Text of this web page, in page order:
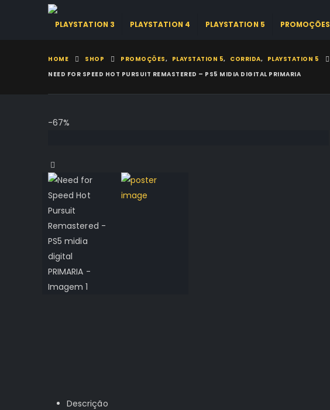
PLAYSTATION 3 PLAYSTATION 4 PLAYSTATION 5 PROMOÇÕES
HOME SHOP PROMOÇÕES, PLAYSTATION 5, CORRIDA, PLAYSTATION 5
NEED FOR SPEED HOT PURSUIT REMASTERED – PS5 MIDIA DIGITAL PRIMARIA
-67%
Descrição